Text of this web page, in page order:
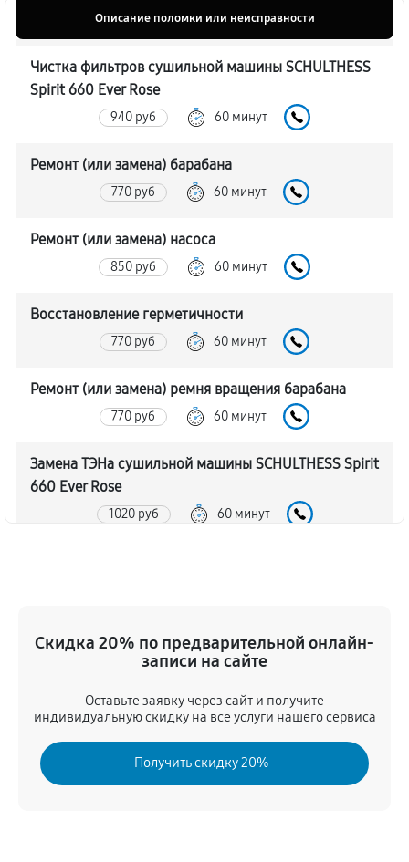
Описание поломки или неисправности
Чистка фильтров сушильной машины SCHULTHESS
Spirit 660 Ever Rose
940 руб 60 минут
Ремонт (или замена) барабана
770 руб 60 минут
Ремонт (или замена) насоса
850 руб 60 минут
Восстановление герметичности
770 руб 60 минут
Ремонт (или замена) ремня вращения барабана
770 руб 60 минут
Замена ТЭНа сушильной машины SCHULTHESS Spirit
660 Ever Rose
1020 руб 60 минут
Замена устройств управления
680 руб 60 минут
Устранение засора сушильной машины
1360 руб 60 минут
Скидка 20% по предварительной онлайн-
записи на сайте
Оставьте заявку через сайт и получите
индивидуальную скидку на все услуги нашего сервиса
Получить скидку 20%